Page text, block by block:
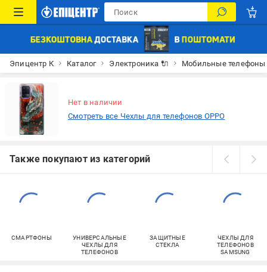
Эпицентр К Каталог Электроника 🔌 Мобильные телефоны
Нет в наличии
Смотреть все Чехлы для телефонов OPPO
Также покупают из категорий
СМАРТФОНЫ
УНИВЕРСАЛЬНЫЕ
ЧЕХЛЫ ДЛЯ
ТЕЛЕФОНОВ
ЗАЩИТНЫЕ
СТЕКЛА
ЧЕХЛЫ ДЛЯ
ТЕЛЕФОНОВ
SAMSUNG